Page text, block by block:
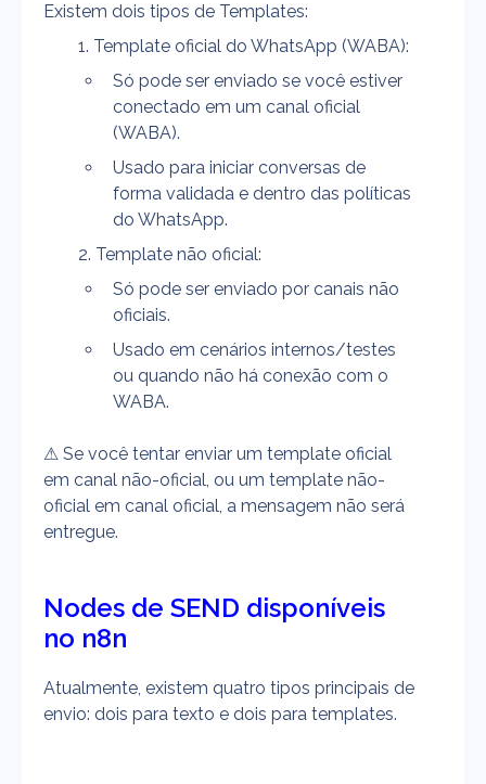
Existem dois tipos de Templates:
Template oficial do WhatsApp (WABA):
Só pode ser enviado se você estiver
conectado em um canal oficial
(WABA).
Usado para iniciar conversas de
forma validada e dentro das políticas
do WhatsApp.
Template não oficial:
Só pode ser enviado por canais não
oficiais.
Usado em cenários internos/testes
ou quando não há conexão com o
WABA.
⚠ Se você tentar enviar um template oficial
em canal não-oficial, ou um template não-
oficial em canal oficial, a mensagem não será
entregue.
Nodes de SEND disponíveis
no n8n
Atualmente, existem quatro tipos principais de
envio: dois para texto e dois para templates.